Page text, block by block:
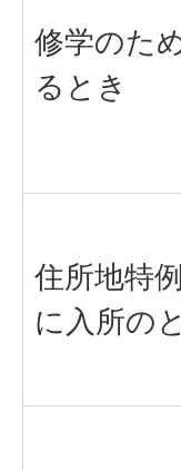
修学のた
るとき
住所地特
に入所の